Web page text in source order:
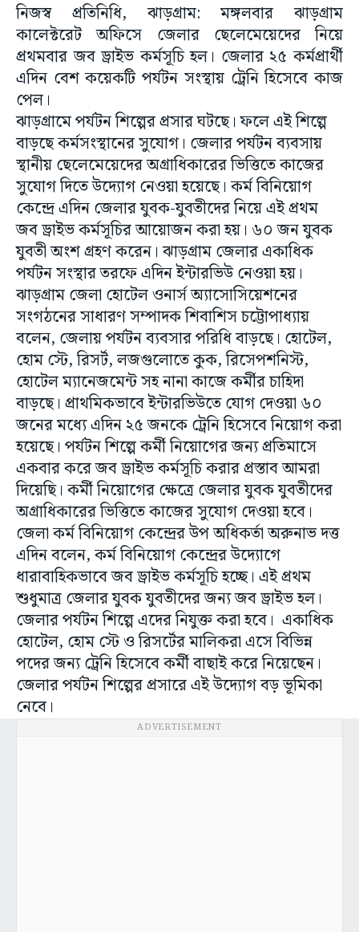
নিজস্ব প্রতিনিধি, ঝাড়গ্ৰাম: মঙ্গলবার ঝাড়গ্রাম
কালেক্টরেট অফিসে জেলার ছেলেমেয়েদের নিয়ে
প্রথমবার জব ড্রাইভ কর্মসূচি হল। জেলার ২৫ কর্মপ্রার্থী
এদিন বেশ কয়েকটি পর্যটন সংস্থায় ট্রেনি হিসেবে কাজ
পেল।
ঝাড়গ্রামে পর্যটন শিল্পের প্রসার ঘটছে। ফলে এই শিল্পে
বাড়ছে কর্মসংস্থানের সুযোগ। জেলার পর্যটন ব্যবসায়
স্থানীয় ছেলেমেয়েদের অগ্ৰাধিকারের ভিত্তিতে কাজের
সুযোগ দিতে উদ্যোগ নেওয়া হয়েছে। কর্ম বিনিয়োগ
কেন্দ্রে এদিন জেলার যুবক-যুবতীদের নিয়ে এই প্রথম
জব ড্রাইভ কর্মসূচির আয়োজন করা হয়। ৬০ জন যুবক
যুবতী অংশ গ্ৰহণ করেন। ঝাড়গ্রাম জেলার একাধিক
পর্যটন সংস্থার তরফে এদিন ইন্টারভিউ নেওয়া হয়।
ঝাড়গ্রাম জেলা হোটেল ওনার্স অ্যাসোসিয়েশনের
সংগঠনের সাধারণ সম্পাদক শিবাশিস চট্টোপাধ্যায়
বলেন, জেলায় পর্যটন ব্যবসার পরিধি বাড়ছে। হোটেল,
হোম স্টে, রিসর্ট, লজগুলোতে কুক, রিসেপশনিস্ট,
হোটেল ম্যানেজমেন্ট সহ নানা কাজে কর্মীর চাহিদা
বাড়ছে। প্রাথমিকভাবে ইন্টারভিউতে যোগ দেওয়া ৬০
জনের মধ্যে এদিন ২৫ জনকে ট্রেনি হিসেবে নিয়োগ করা
হয়েছে। পর্যটন শিল্পে কর্মী নিয়োগের জন্য প্রতিমাসে
একবার করে জব ড্রাইভ কর্মসূচি করার প্রস্তাব আমরা
দিয়েছি। কর্মী নিয়োগের ক্ষেত্রে জেলার যুবক যুবতীদের
অগ্ৰাধিকারের ভিত্তিতে কাজের সুযোগ দেওয়া হবে।
জেলা কর্ম বিনিয়োগ কেন্দ্রের উপ অধিকর্তা অরুনাভ দত্ত
এদিন বলেন, কর্ম বিনিয়োগ কেন্দ্রের উদ্যোগে
ধারাবাহিকভাবে জব ড্রাইভ কর্মসূচি হচ্ছে। এই প্রথম
শুধুমাত্র জেলার যুবক যুবতীদের জন্য জব ড্রাইভ হল।
জেলার পর্যটন শিল্পে এদের নিযুক্ত করা হবে। একাধিক
হোটেল, হোম স্টে ও রিসর্টের মালিকরা এসে বিভিন্ন
পদের জন্য ট্রেনি হিসেবে কর্মী বাছাই করে নিয়েছেন।
জেলার পর্যটন শিল্পের প্রসারে এই উদ্যোগ বড় ভূমিকা
নেবে।
ADVERTISEMENT